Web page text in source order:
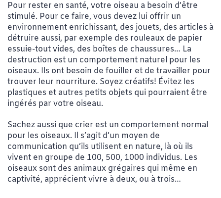
Pour rester en santé, votre oiseau a besoin d’être
stimulé. Pour ce faire, vous devez lui offrir un
environnement enrichissant, des jouets, des articles à
détruire aussi, par exemple des rouleaux de papier
essuie-tout vides, des boîtes de chaussures… La
destruction est un comportement naturel pour les
oiseaux. Ils ont besoin de fouiller et de travailler pour
trouver leur nourriture. Soyez créatifs! Évitez les
plastiques et autres petits objets qui pourraient être
ingérés par votre oiseau.
Sachez aussi que crier est un comportement normal
pour les oiseaux. Il s’agit d’un moyen de
communication qu’ils utilisent en nature, là où ils
vivent en groupe de 100, 500, 1000 individus. Les
oiseaux sont des animaux grégaires qui même en
captivité, apprécient vivre à deux, ou à trois…